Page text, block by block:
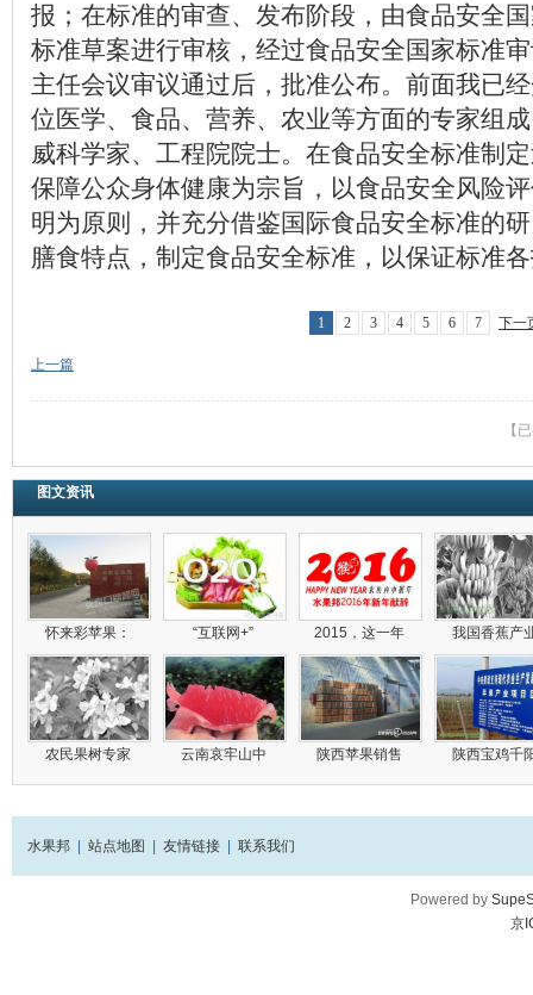
报；在标准的审查、发布阶段，由食品安全
标准草案进行审核，经过食品安全国家标准
主任会议审议通过后，批准公布。前面我已
位医学、食品、营养、农业等方面的专家组
威科学家、工程院院士。在食品安全标准制
保障公众身体健康为宗旨，以食品安全风险
明为原则，并充分借鉴国际食品安全标准的
膳食特点，制定食品安全标准，以保证标准
1 2 3 4 5 6 7 下一
上一篇
【
图文资讯
怀来彩苹果： “互联网+” 2015，这一年 我国香蕉产
农民果树专家 云南哀牢山中 陕西苹果销售 陕西宝鸡千
水果邦 站点地图 友情链接 联系我们
Powered by
京